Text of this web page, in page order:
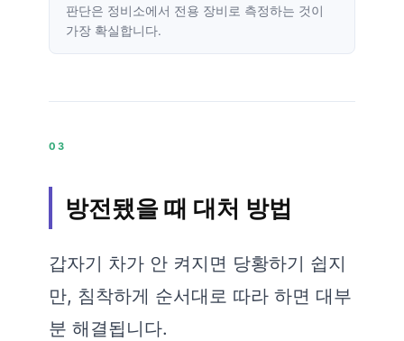
판단은 정비소에서 전용 장비로 측정하는 것이
가장 확실합니다.
03
방전됐을 때 대처 방법
갑자기 차가 안 켜지면 당황하기 쉽지
만, 침착하게 순서대로 따라 하면 대부
분 해결됩니다.